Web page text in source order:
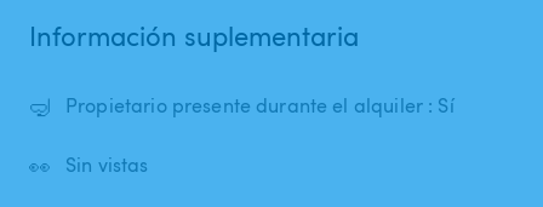
Información suplementaria
🤿 Propietario presente durante el alquiler : Sí
👀 Sin vistas